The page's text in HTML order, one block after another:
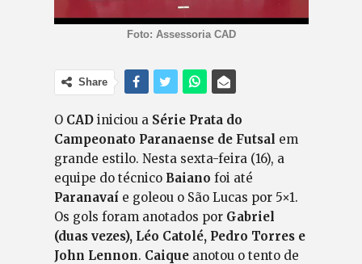
Foto: Assessoria CAD
Share
O CAD iniciou a Série Prata do
Campeonato Paranaense de Futsal em
grande estilo. Nesta sexta-feira (16), a
equipe do técnico Baiano foi até
Paranavaíe goleou o São Lucas por 5×1.
Os gols foram anotados por Gabriel
(duas vezes), Léo Catolé, Pedro Torres e
John Lennon. Caiqueanotou o tento de